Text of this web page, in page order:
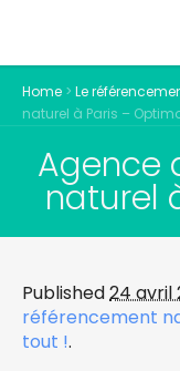
Home > Le
naturel à Paris –
Agence
naturel
Published24 avril
référencement
tout !.